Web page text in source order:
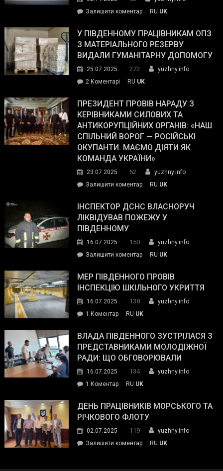
Залишити коментарon
завойовує
симпатії
виборців
The
Street
Journal.
RU UK
У ПІВДЕННОМУ ПРАЦІВНИКАМ ОПЗ
З МАТЕРІАЛЬНОГО РЕЗЕРВУ
ВИДАЛИ ГУМАНІТАРНУ ДОПОМОГУ
25.07.2025 272
yuzhny.info
2 Коментарі
Південному
працівникам
ОПЗ
з
матеріального
резерву
гуманітарну
допомогу
RU UK
ПРЕЗИДЕНТ ПРОВІВ НАРАДУ З
КЕРІВНИКАМИ СИЛОВИХ ТА
АНТИКОРУПЦІЙНИХ ОРГАНІВ: «НАШ
СПІЛЬНИЙ ВОРОГ — РОСІЙСЬКІ
ОКУПАНТИ. МАЄМО ДІЯТИ ЯК
КОМАНДА УКРАЇНИ»
23.07.2025 62
yuzhny.info
Залишити коментарon
провів
нараду
силових
та
органів:
«Наш
спільний
окупанти.
Маємо
діяти
команда
RU UK
ІНСПЕКТОР ДСНС ВЛАСНОРУЧ
ЛІКВІДУВАВ ПОЖЕЖУ У
ПІВДЕННОМУ
16.07.2025 150
yuzhny.info
Залишити коментарon
ДСНС
власноруч
пожежу
у
RU UK
МЕР ПІВДЕННОГО ПРОВІВ
ІНСПЕКЦІЮ ШКІЛЬНОГО УКРИТТЯ
16.07.2025 138
yuzhny.info
1 Коментардо
Південного
провів
інспекцію
укриття
RU UK
ВЛАДА ПІВДЕННОГО ЗУСТРІЛАСЯ З
ПРЕДСТАВНИКАМИ МОЛОДІЖНОЇ
РАДИ: ЩО ОБГОВОРЮВАЛИ
16.07.2025 134
yuzhny.info
1 Коментардо
Південного
зустрілася
представниками
молодіжної
RU UK
ДЕНЬ ПРАЦІВНИКІВ МОРСЬКОГО ТА
РІЧКОВОГО ФЛОТУ
02.07.2025 119
yuzhny.info
Залишити коментарon
RU UK